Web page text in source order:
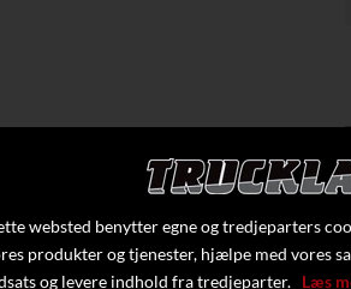
websted benytter egne og tredjeparters
produkter og tjenester, hjælpe med vores
og levere indhold fra tredjeparter. Læs